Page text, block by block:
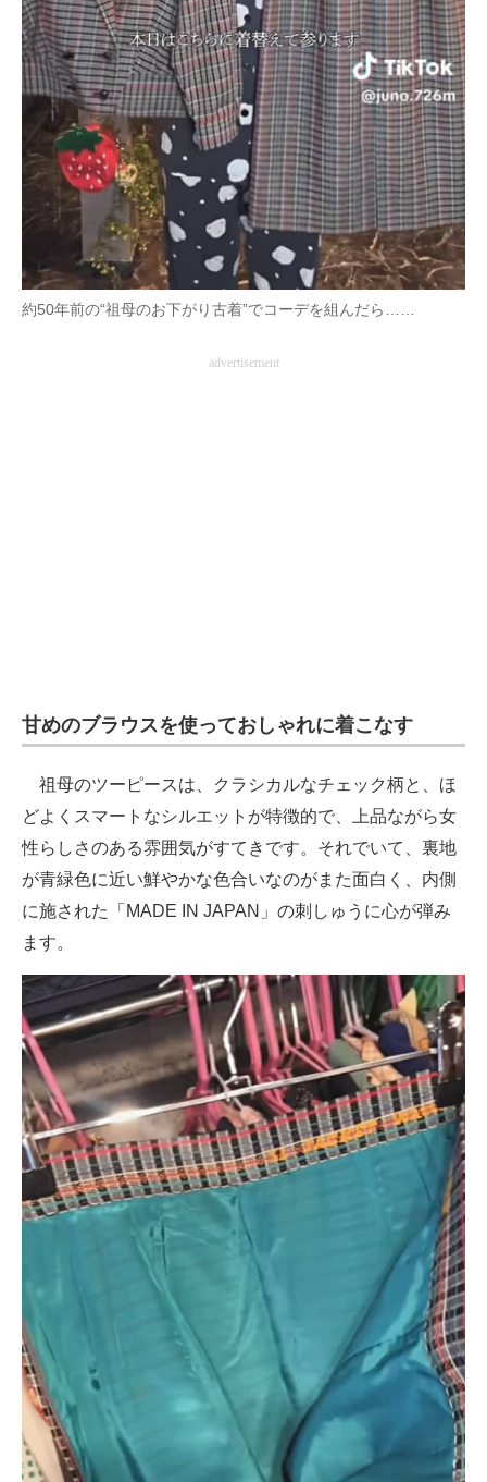
約50年前の“祖母のお下がり古着”でコーデを組んだら……
advertisement
甘めのブラウスを使っておしゃれに着こなす
祖母のツーピースは、クラシカルなチェック柄と、ほ
どよくスマートなシルエットが特徴的で、上品ながら女
性らしさのある雰囲気がすてきです。それでいて、裏地
が青緑色に近い鮮やかな色合いなのがまた面白く、内側
に施された「MADE IN JAPAN」の刺しゅうに心が弾み
ます。